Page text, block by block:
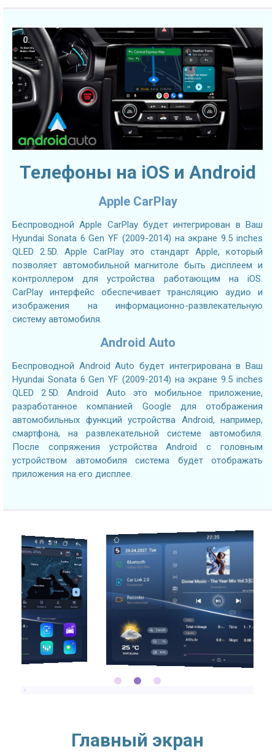
Телефоны на iOS и Android
Apple CarPlay
Беспроводной Apple CarPlay будет интегрирован в Ваш
Hyundai Sonata 6 Gen YF (2009-2014) на экране 9.5 inches
QLED 2.5D. Apple CarPlay это стандарт Apple, который
позволяет автомобильной магнитоле быть дисплеем и
контроллером для устройства работающим на iOS.
CarPlay интерфейс обеспечивает трансляцию аудио и
изображения на информационно-развлекательную
систему автомобиля.
Android Auto
Беспроводной Android Auto будет интегрирована в Ваш
Hyundai Sonata 6 Gen YF (2009-2014) на экране 9.5 inches
QLED 2.5D. Android Auto это мобильное приложение,
разработанное компанией Google для отображения
автомобильных функций устройства Android, например,
смартфона, на развлекательной системе автомобиля.
После сопряжения устройства Android с головным
устройством автомобиля система будет отображать
приложения на его дисплее.
2.7GHZ CPU
Главный экран